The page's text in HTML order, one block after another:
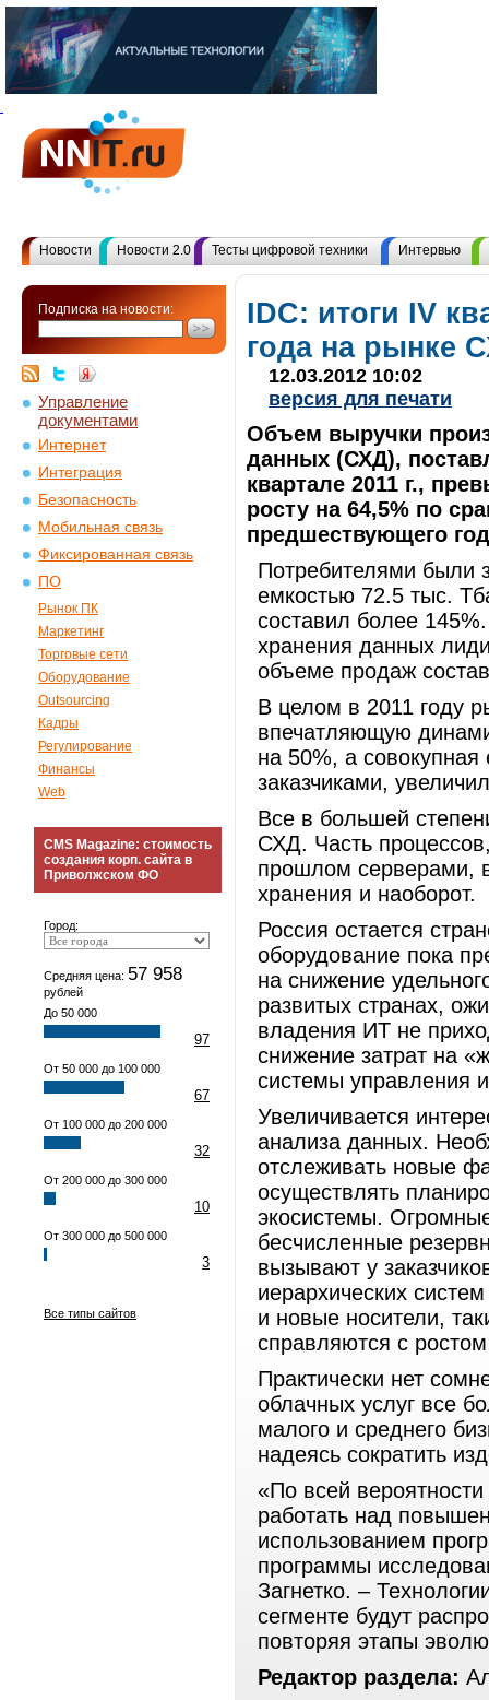
Новости Новости 2.0 Тесты цифровой техники Интервью
Подписка на новости:
Управление
документами
Интернет
Интеграция
Безопасность
Мобильная связь
Фиксированная связь
ПО
Рынок ПК
Маркетинг
Торговые сети
Оборудование
Outsourcing
Кадры
Регулирование
Финансы
Web
CMS Magazine: стоимость
создания корп. сайта в
Приволжском ФО
Город:
Средняя цена: 57 958
рублей
До 50 000
97
От 50 000 до 100 000
67
От 100 000 до 200 000
32
От 200 000 до 300 000
10
От 300 000 до 500 000
3
Все типы сайтов
IDC: итоги IV
года на рынке
12.03.2012 10:02
версия для печати
Объем выручки
данных (СХД),
квартале 2011 г.,
росту на 64,5% по
предшествующего
Потребителями были
емкостью 72.5 тыс.
составил более
хранения данных
объеме продаж
В целом в 2011 году
впечатляющую
на 50%, а совокупная
заказчиками,
Все в большей
СХД. Часть
прошлом серверами,
хранения и наоборот.
Россия остается
оборудование пока
на снижение
развитых странах,
владения ИТ не
снижение затрат на
системы управления
Увеличивается
анализа данных.
отслеживать новые
осуществлять
экосистемы.
бесчисленные
вызывают у
иерархических
и новые носители,
справляются с
Практически нет
облачных услуг все
малого и среднего
надеясь сократить
«По всей
работать над
использованием
программы
Загнетко. –
сегменте будут
повторяя этапы
Редактор раздела: